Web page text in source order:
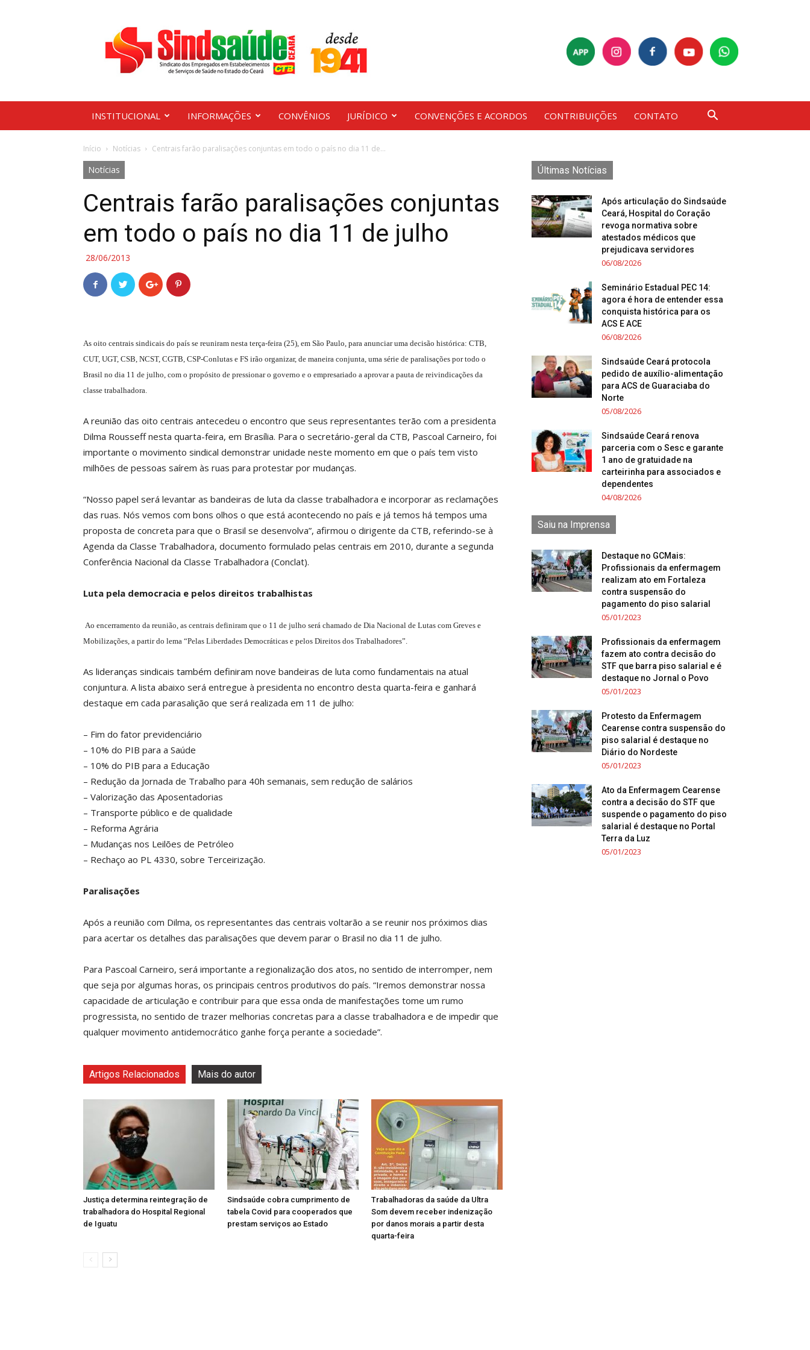
Ceará
INSTITUCIONAL INFORMAÇÕES CONVÊNIOS JURÍDICO CONVENÇÕES E ACORDOS CONTRIBUIÇÕES CONTATO
Início Notícias Centrais farão paralisações conjuntas em todo o país no dia 11 de...
Notícias
Centrais farão paralisações conjuntas
em todo o país no dia 11 de julho
28/06/2013
As oito centrais sindicais do país se reuniram nesta terça-feira (25), em São Paulo, para anunciar uma decisão histórica: CTB,
CUT, UGT, CSB, NCST, CGTB, CSP-Conlutas e FS irão organizar, de maneira conjunta, uma série de paralisações por todo o
Brasil no dia 11 de julho, com o propósito de pressionar o governo e o empresariado a aprovar a pauta de reivindicações da
classe trabalhadora.
A reunião das oito centrais antecedeu o encontro que seus representantes terão com a presidenta
Dilma Rousseff nesta quarta-feira, em Brasília. Para o secretário-geral da CTB, Pascoal Carneiro, foi
importante o movimento sindical demonstrar unidade neste momento em que o país tem visto
milhões de pessoas saírem às ruas para protestar por mudanças.
“Nosso papel será levantar as bandeiras de luta da classe trabalhadora e incorporar as reclamações
das ruas. Nós vemos com bons olhos o que está acontecendo no país e já temos há tempos uma
proposta de concreta para que o Brasil se desenvolva”, afirmou o dirigente da CTB, referindo-se à
Agenda da Classe Trabalhadora, documento formulado pelas centrais em 2010, durante a segunda
Conferência Nacional da Classe Trabalhadora (Conclat).
Luta pela democracia e pelos direitos trabalhistas
Ao encerramento da reunião, as centrais definiram que o 11 de julho será chamado de Dia Nacional de Lutas com Greves e
Mobilizações, a partir do lema “Pelas Liberdades Democráticas e pelos Direitos dos Trabalhadores”.
As lideranças sindicais também definiram nove bandeiras de luta como fundamentais na atual
conjuntura. A lista abaixo será entregue à presidenta no encontro desta quarta-feira e ganhará
destaque em cada parasalição que será realizada em 11 de julho:
– Fim do fator previdenciário
– 10% do PIB para a Saúde
– 10% do PIB para a Educação
– Redução da Jornada de Trabalho para 40h semanais, sem redução de salários
– Valorização das Aposentadorias
– Transporte público e de qualidade
– Reforma Agrária
– Mudanças nos Leilões de Petróleo
– Rechaço ao PL 4330, sobre Terceirização.
Paralisações
Após a reunião com Dilma, os representantes das centrais voltarão a se reunir nos próximos dias
para acertar os detalhes das paralisações que devem parar o Brasil no dia 11 de julho.
Para Pascoal Carneiro, será importante a regionalização dos atos, no sentido de interromper, nem
que seja por algumas horas, os principais centros produtivos do país. “Iremos demonstrar nossa
capacidade de articulação e contribuir para que essa onda de manifestações tome um rumo
progressista, no sentido de trazer melhorias concretas para a classe trabalhadora e de impedir que
qualquer movimento antidemocrático ganhe força perante a sociedade”.
Artigos Relacionados Mais do autor
Justiça determina reintegração de
trabalhadora do Hospital Regional
de Iguatu
Sindsaúde cobra cumprimento de
tabela Covid para cooperados que
prestam serviços ao Estado
Trabalhadoras da saúde da Ultra
Som devem receber indenização
por danos morais a partir desta
quarta-feira
Últimas Notícias
Após articulação do Sindsaúde
Ceará, Hospital do Coração
revoga normativa sobre
atestados médicos que
prejudicava servidores
06/08/2026
Seminário Estadual PEC 14:
agora é hora de entender essa
conquista histórica para os
ACS E ACE
06/08/2026
Sindsaúde Ceará protocola
pedido de auxílio-alimentação
para ACS de Guaraciaba do
Norte
05/08/2026
Sindsaúde Ceará renova
parceria com o Sesc e garante
1 ano de gratuidade na
carteirinha para associados e
dependentes
04/08/2026
Saiu na Imprensa
Destaque no GCMais:
Profissionais da enfermagem
realizam ato em Fortaleza
contra suspensão do
pagamento do piso salarial
05/01/2023
Profissionais da enfermagem
fazem ato contra decisão do
STF que barra piso salarial e é
destaque no Jornal o Povo
05/01/2023
Protesto da Enfermagem
Cearense contra suspensão do
piso salarial é destaque no
Diário do Nordeste
05/01/2023
Ato da Enfermagem Cearense
contra a decisão do STF que
suspende o pagamento do piso
salarial é destaque no Portal
Terra da Luz
05/01/2023